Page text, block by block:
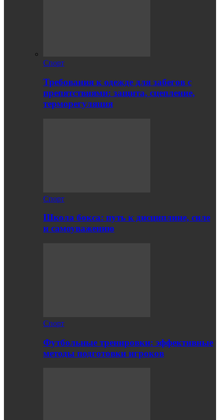
Спорт
Требования к одежде для забегов с
препятствиями: защита, сцепление,
терморегуляция
Спорт
Школа бокса: путь к дисциплине, силе
и самоуважению
Спорт
Футбольные тренировки: эффективные
методы подготовки игроков